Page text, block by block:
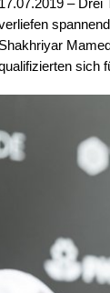
Shakhriyar
sich